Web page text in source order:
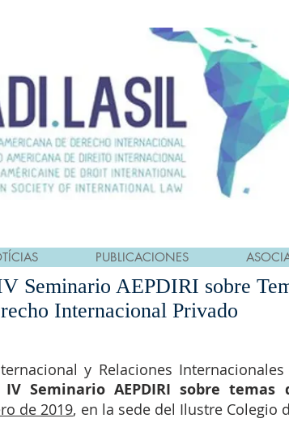
PUBLICACIONES
Seminario AEPDIRI sobre
Internacional Privado
y Relaciones Internacionales
IV Seminario AEPDIRI sobre
de 2019, en la sede del Ilustre Colegio